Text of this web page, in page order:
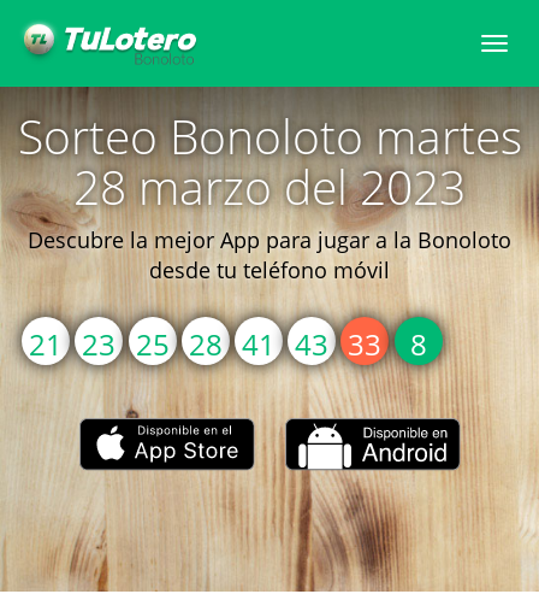
Sorteo Bonoloto martes
28 marzo del 2023
Descubre la mejor App para jugar a la Bonoloto
desde tu teléfono móvil
21 23 25 28 41 43 33 8